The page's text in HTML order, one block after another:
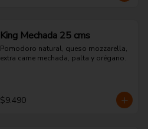
King Mechada 25 cms
Pomodoro natural, queso mozzarella,
extra carne mechada, palta y orégano.
$9.490